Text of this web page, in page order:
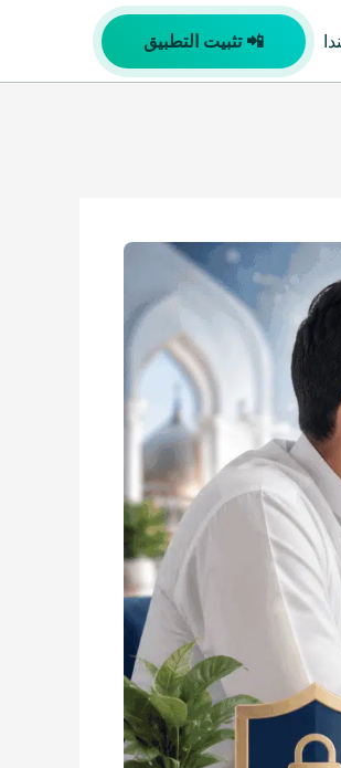
📲 تثبيت التطبيق